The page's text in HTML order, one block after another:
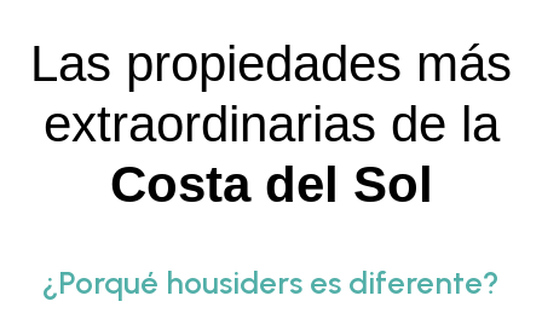
Las propiedades más
extraordinarias de la
Costa del Sol
¿Porqué housiders es diferente?